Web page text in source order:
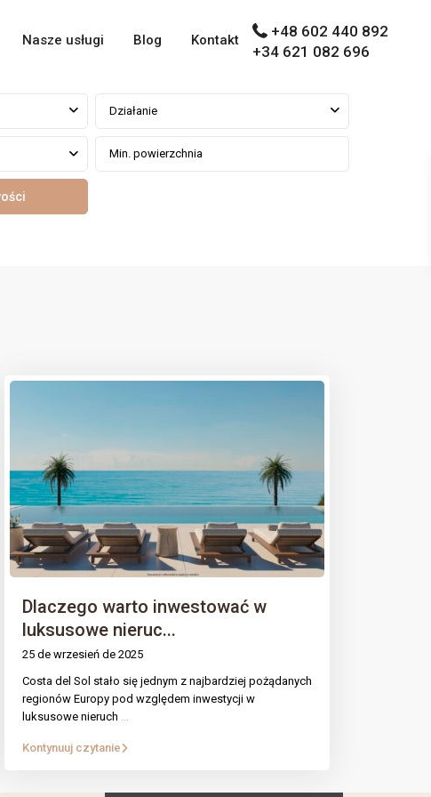
Nasze usługi Blog Kontakt
+48 602 440 892
+34 621 082 696
Działanie
Dlaczego warto inwestować w
luksusowe nieruc...
25 de wrzesień de 2025
Costa del Sol stało się jednym z najbardziej pożądanych
regionów Europy pod względem inwestycji w
luksusowe nieruch ...
Kontynuuj czytanie